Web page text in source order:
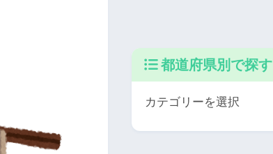
都道府県別で探す